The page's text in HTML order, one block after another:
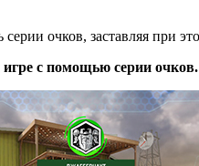
очков, заставляя при
с помощью серии очков.